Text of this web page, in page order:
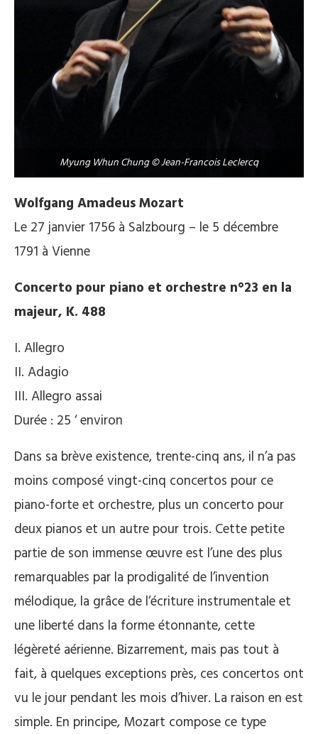
Myung Whun Chung © Jean-Francois Leclercq
Wolfgang Amadeus Mozart
Le 27 janvier 1756 à Salzbourg – le 5 décembre
1791 à Vienne
Concerto pour piano et orchestre n°23 en la
majeur, K. 488
I. Allegro
II. Adagio
III. Allegro assai
Durée : 25 ‘ environ
Dans sa brève existence, trente-cinq ans, il n’a pas
moins composé vingt-cinq concertos pour ce
piano-forte et orchestre, plus un concerto pour
deux pianos et un autre pour trois. Cette petite
partie de son immense œuvre est l’une des plus
remarquables par la prodigalité de l’invention
mélodique, la grâce de l’écriture instrumentale et
une liberté dans la forme étonnante, cette
légèreté aérienne. Bizarrement, mais pas tout à
fait, à quelques exceptions près, ces concertos ont
vu le jour pendant les mois d’hiver. La raison en est
simple. En principe, Mozart compose ce type